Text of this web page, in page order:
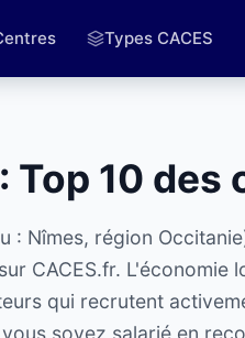
Types CACES
Top 10 des
: Nîmes, région
CACES.fr. L'économie
qui recrutent
soyez salarié en